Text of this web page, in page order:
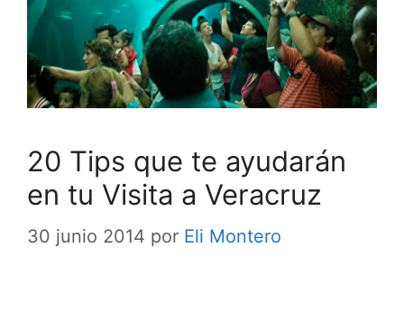
20 Tips que te ayudarán
en tu Visita a Veracruz
30 junio 2014 por Eli Montero